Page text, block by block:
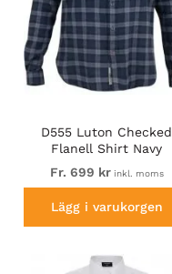
D555 Luton Checked
Flanell Shirt Navy
Fr. 699 krinkl. moms
Lägg i varukorgen